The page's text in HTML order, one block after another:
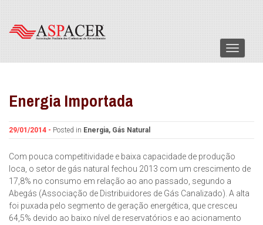
Menu
Energia Importada
29/01/2014 - Posted in Energia, Gás Natural
Com pouca competitividade e baixa capacidade de produção
loca, o setor de gás natural fechou 2013 com um crescimento de
17,8% no consumo em relação ao ano passado, segundo a
Abegás (Associação de Distribuidores de Gás Canalizado). A alta
foi puxada pelo segmento de geração energética, que cresceu
64,5% devido ao baixo nível de reservatórios e ao acionamento